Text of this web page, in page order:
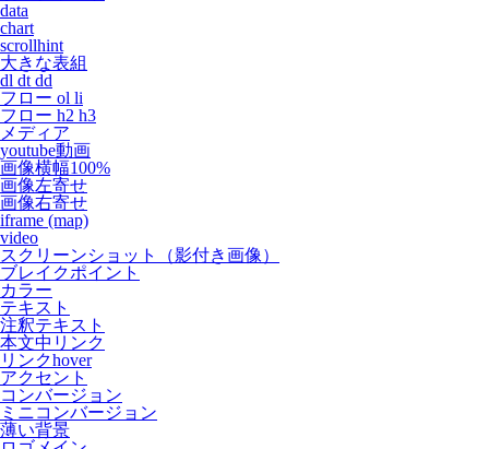
data
chart
scrollhint
大きな表組
dl dt dd
フロー ol li
フロー h2 h3
メディア
youtube動画
画像横幅100%
画像左寄せ
画像右寄せ
iframe (map)
video
スクリーンショット（影付き画像）
ブレイクポイント
カラー
テキスト
注釈テキスト
本文中リンク
リンクhover
アクセント
コンバージョン
ミニコンバージョン
薄い背景